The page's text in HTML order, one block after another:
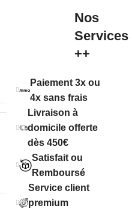
Nos
Services
++
Paiement 3x ou
4x sans frais
Livraison à
domicile offerte
dès 450€
Satisfait ou
Remboursé
Service client
premium